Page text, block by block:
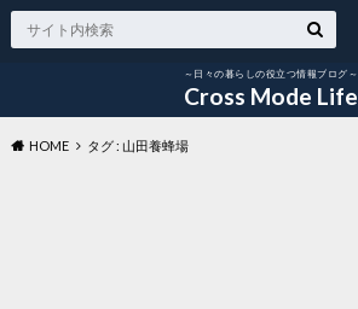
～日々の暮らしの役立つ情報ブログ～
Cross Mode Life
HOME タグ : 山田養蜂場